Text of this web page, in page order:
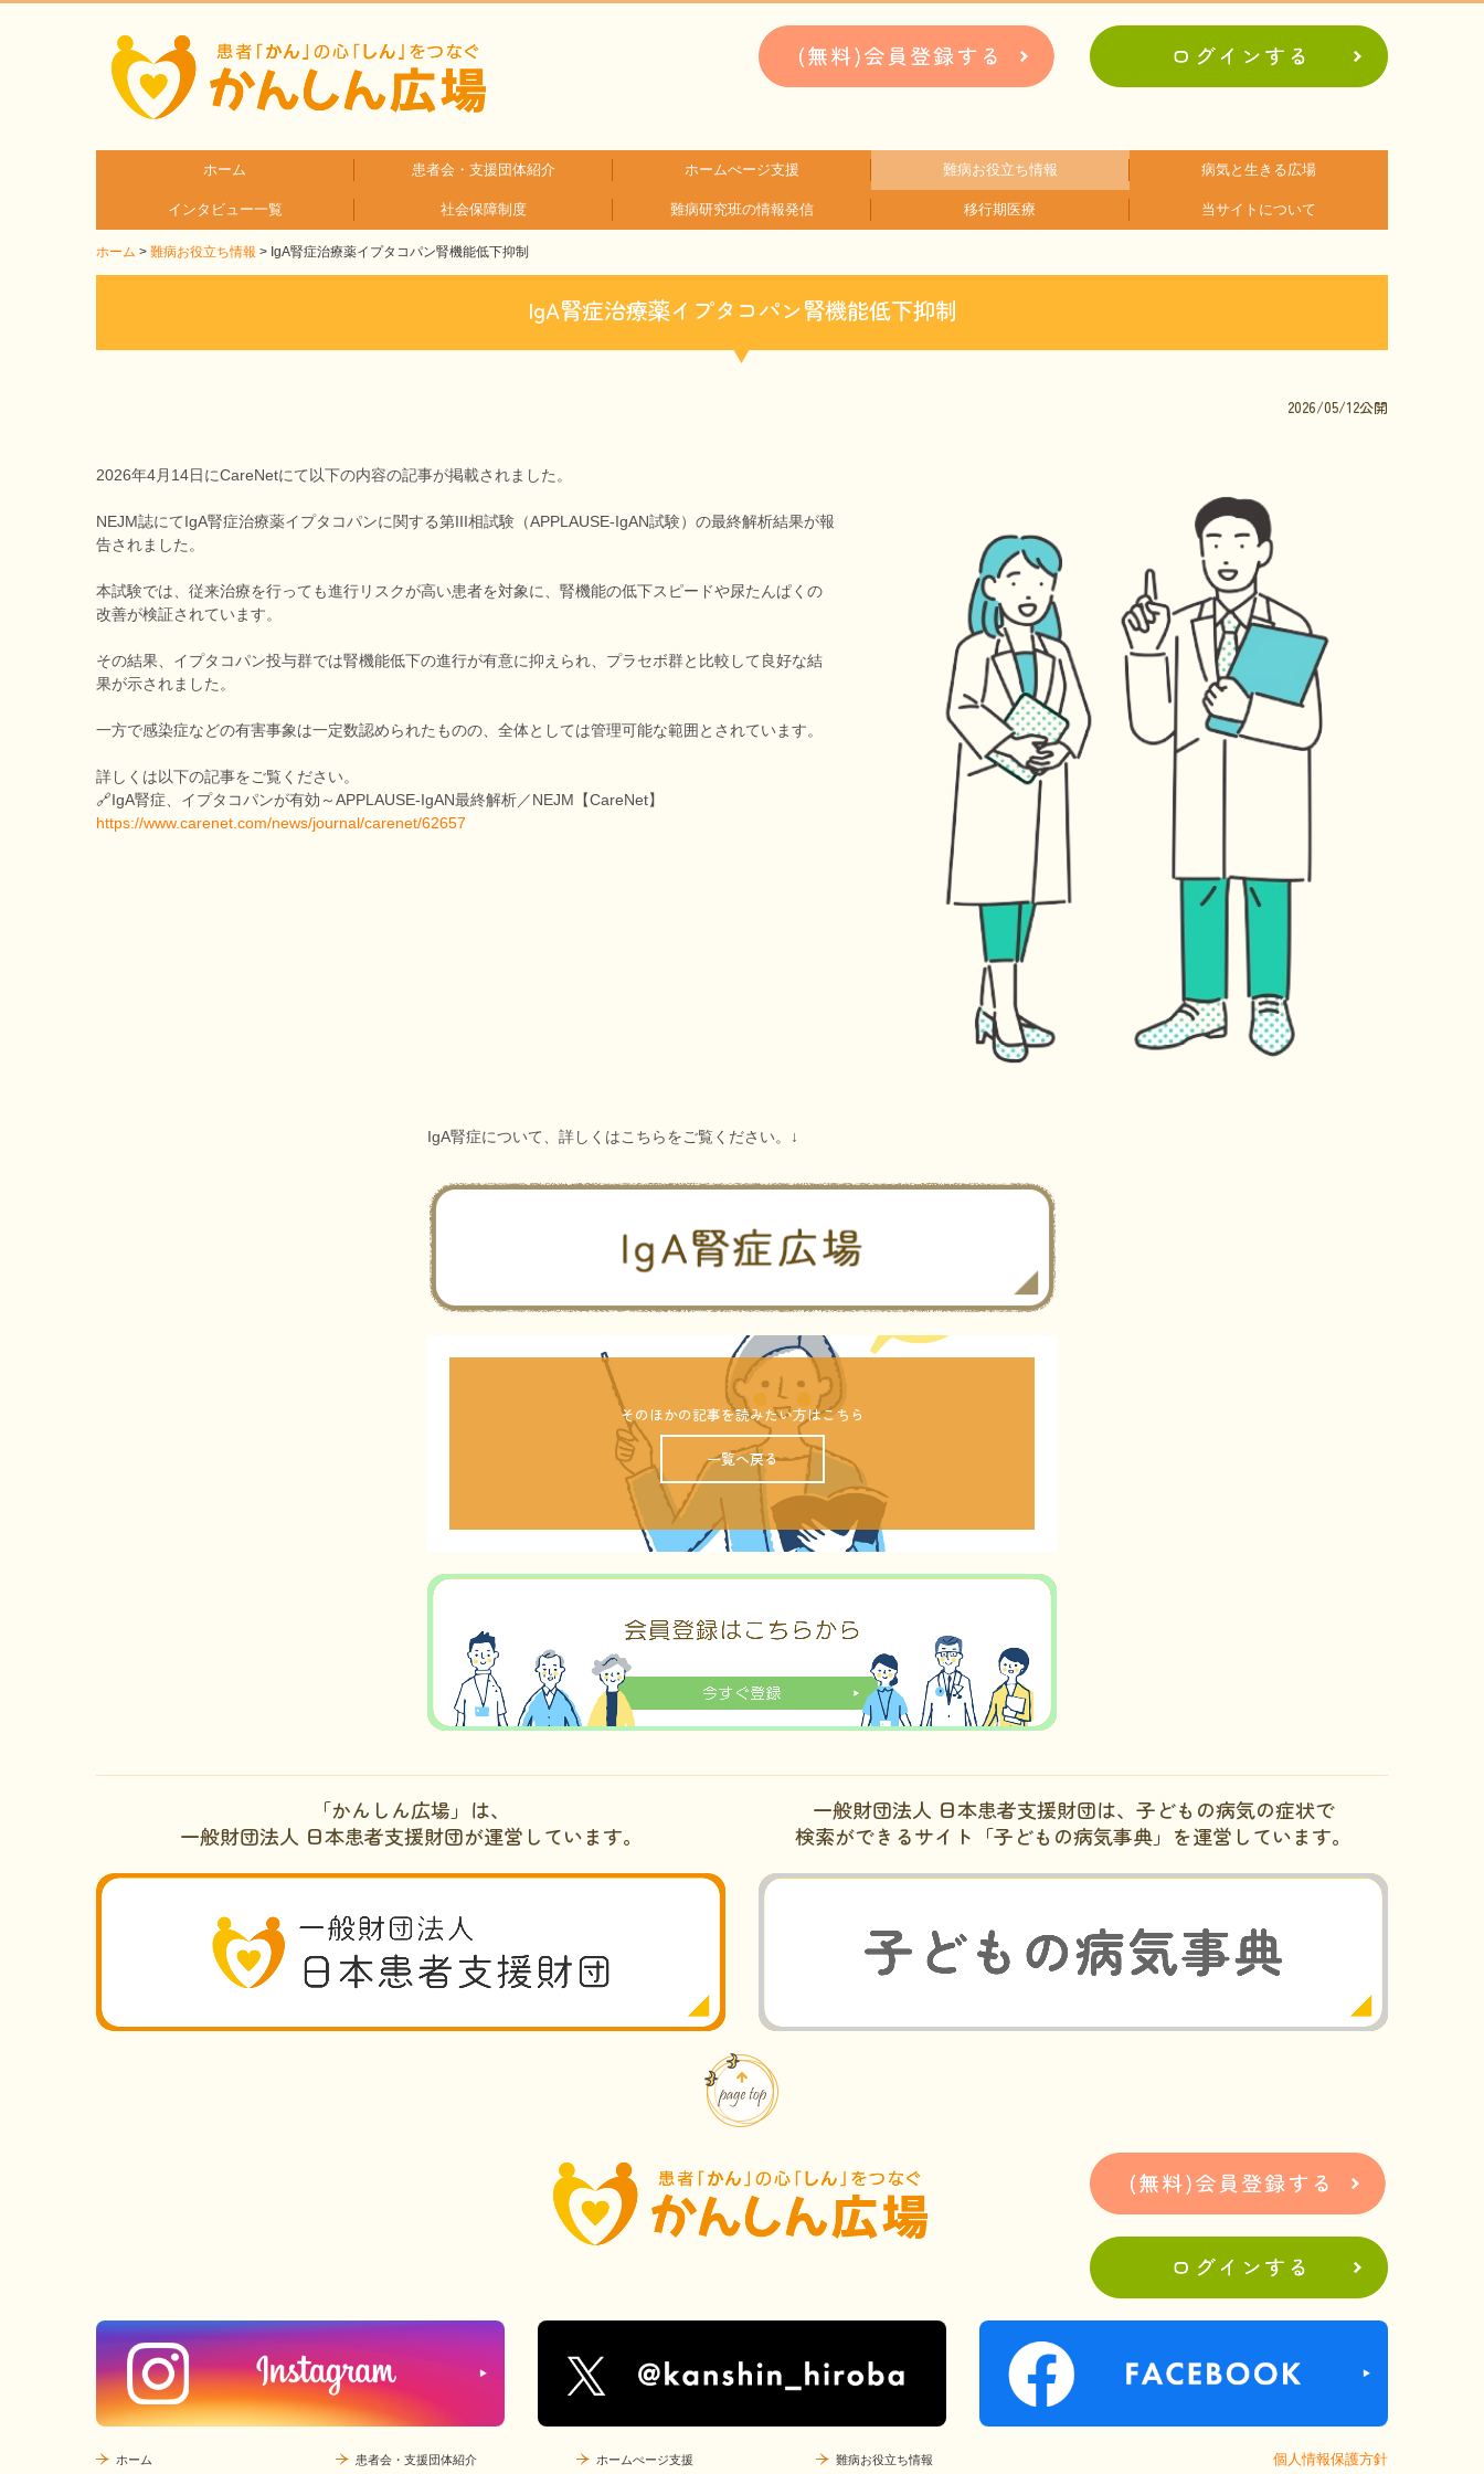
ホーム 患者会・支援団体紹介
疾患別検索
疾患分類検索
ホームぺージ支援
仮お申込み
支援中ホームページ一例
難病お役立ち情報
患者会紹介
WEBメディアに関するコラム
文献に関するコラム
子どもに関するコラム
生活に関するコラム
就労に関するコラム
お金に関するコラム
難病の日
病気と生きる広場
インタビュー一覧
医療従事者へのインタビュー
患者さんとご家族へのインタビュー
社会保障制度 難病研究班の情報発信 移行期医療 当サイトについて
ホーム 難病お役立ち情報 IgA腎症治療薬イプタコパン腎機能低下抑制
IgA腎症治療薬イプタコパン腎機能低下抑制
2026/05/12公開
2026年4月14日にCareNetにて以下の内容の記事が掲載されました。
NEJM誌にてIgA腎症治療薬イプタコパンに関する第III相試験（APPLAUSE-IgAN試験）の最終解析結果が報
告されました。
本試験では、従来治療を行っても進行リスクが高い患者を対象に、腎機能の低下スピードや尿たんぱくの
改善が検証されています。
その結果、イプタコパン投与群では腎機能低下の進行が有意に抑えられ、プラセボ群と比較して良好な結
果が示されました。
一方で感染症などの有害事象は一定数認められたものの、全体としては管理可能な範囲とされています。
詳しくは以下の記事をご覧ください。
🔗IgA腎症、イプタコパンが有効～APPLAUSE-IgAN最終解析／NEJM【CareNet】
https://www.carenet.com/news/journal/carenet/62657
IgA腎症について、詳しくはこちらをご覧ください。↓
そのほかの記事を読みたい方はこちら
一覧へ戻る
「かんしん広場」は、
一般財団法人 日本患者支援財団が運営しています。
一般財団法人 日本患者支援財団は、子どもの病気の症状で
検索ができるサイト「子どもの病気事典」を運営しています。
ホーム 患者会・支援団体紹介 ホームぺージ支援 難病お役立ち情報 個人情報保護方針